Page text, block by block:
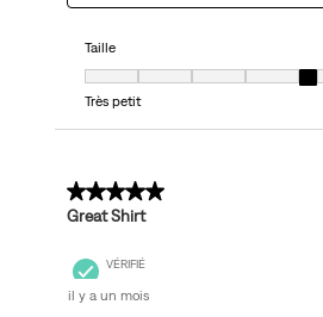
Taille
Taille, 5 sur 7, où 1 est égal à Très petit
Très petit
5 sur 5 étoiles.
Great Shirt
VÉRIFIÉ
il y a un mois